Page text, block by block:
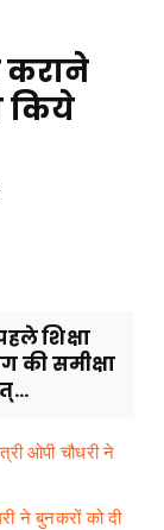
कराने
किये
शिक्षा
की समीक्षा
ओपी चौधरी ने
ने बुनकरों को दी